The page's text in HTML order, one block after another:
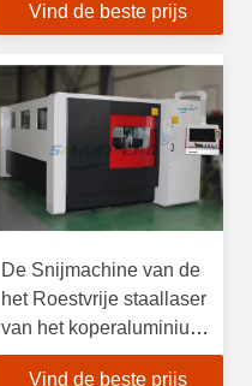
Vind de beste prijs
De Snijmachine van de
het Roestvrije staallaser
van het koperaluminium
met Stabiele Prestaties
Vind de beste prijs